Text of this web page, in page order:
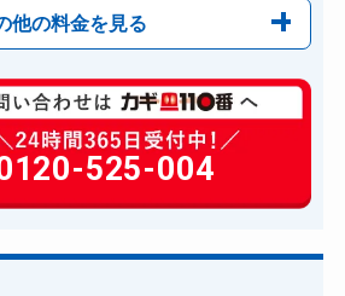
他の料金を見る
6,600円～(税込)
14,300円～(税込)
14,300円～(税込)
525-004